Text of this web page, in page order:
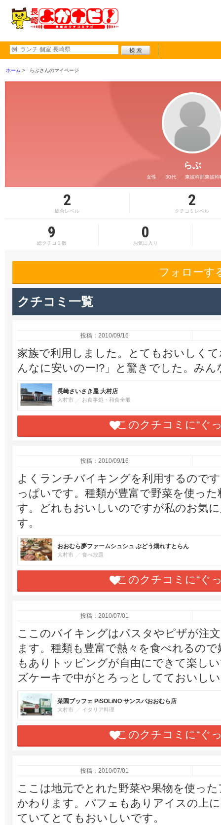
ホーム らぶさんのマイページ
らぶ
女性 30代 東彼杵郡東彼杵
2
総合レベル
2
クチコミレベル
9
総クチコミ数
0
お気に入り
フォローす
クチコミ一覧
投稿：2010/09/16
家族で利用しました。とてもおいしく
んなに安いのー!?」と驚きでした。み
長崎さいさき屋 大村店
大村市 お食事処・和食全般
このクチコミに“ぐ
投稿：2010/09/16
よくランチバイキングを利用するので
っぱいです。種類が豊富で野菜を使っ
す。どれもおいしいのですが私のお気
す。
おおむら夢ファームシュシュ ぶどう畑れすとらん
大村市 食べ放題
このクチコミに“ぐ
投稿：2010/07/01
ここのバイキングはパスタやピザが注
ます。種類も豊富で熱々を食べれるの
もありトッピングが自由にできて楽し
ズケーキで中がとろっとしてておいし
菜園ブッフェ PiSOLiNO サンスパおおむら店
大村市 イタリア料理
このクチコミに“ぐ
投稿：2010/07/01
ここは地元でとれた野菜や果物を使っ
かわります。パフェもありアイスの上
ていてとてもおいしいです。